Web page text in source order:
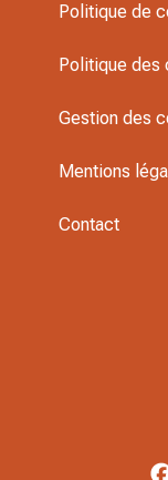
Politique de
Politique des
Gestion des
Mentions
Contact